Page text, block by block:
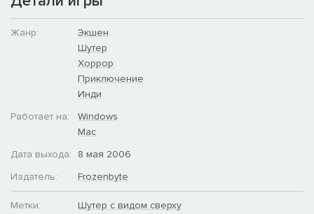
Жанр:
Экшен
Шутер
Хоррор
Приключение
Инди
Работает на:
Windows
Mac
Дата выхода:
8 мая 2006
Издатель:
Frozenbyte
Метки:
Шутер с видом сверху